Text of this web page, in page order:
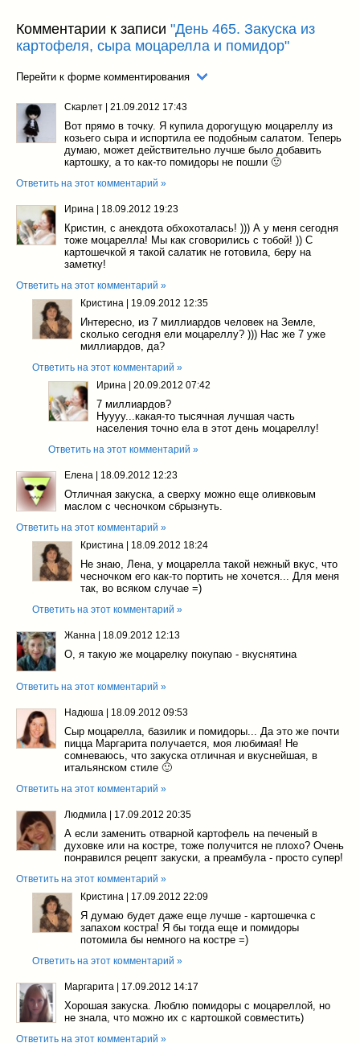
Комментарии к записи "День 465. Закуска из
картофеля, сыра моцарелла и помидор"
Перейти к форме комментирования
Скарлет 21.09.2012 17:43
Вот прямо в точку. Я купила дорогущую моцареллу из
козьего сыра и испортила ее подобным салатом. Теперь
думаю, может действительно лучше было добавить
картошку, а то как-то помидоры не пошли 🙂
Ответить на этот комментарий »
Ирина 18.09.2012 19:23
Кристин, с анекдота обхохоталась! ))) А у меня сегодня
тоже моцарелла! Мы как сговорились с тобой! )) С
картошечкой я такой салатик не готовила, беру на
заметку!
Ответить на этот комментарий »
Кристина
19.09.2012 12:35
Интересно, из 7 миллиардов человек на Земле,
сколько сегодня ели моцареллу? ))) Нас же 7 уже
миллиардов, да?
Ответить на этот комментарий »
Ирина
20.09.2012 07:42
7 миллиардов?
Нуууу...какая-то тысячная лучшая часть
населения точно ела в этот день моцареллу!
Ответить на этот комментарий »
Елена 18.09.2012 12:23
Отличная закуска, а сверху можно еще оливковым
маслом с чесночком сбрызнуть.
Ответить на этот комментарий »
Кристина
18.09.2012 18:24
Не знаю, Лена, у моцарелла такой нежный вкус, что
чесночком его как-то портить не хочется... Для меня
так, во всяком случае =)
Ответить на этот комментарий »
Жанна 18.09.2012 12:13
О, я такую же моцарелку покупаю - вкуснятина
Ответить на этот комментарий »
Надюша 18.09.2012 09:53
Сыр моцарелла, базилик и помидоры... Да это же почти
пицца Маргарита получается, моя любимая! Не
сомневаюсь, что закуска отличная и вкуснейшая, в
итальянском стиле 🙂
Ответить на этот комментарий »
Людмила 17.09.2012 20:35
А если заменить отварной картофель на печеный в
духовке или на костре, тоже получится не плохо? Очень
понравился рецепт закуски, а преамбула - просто супер!
Ответить на этот комментарий »
Кристина
17.09.2012 22:09
Я думаю будет даже еще лучше - картошечка с
запахом костра! Я бы тогда еще и помидоры
потомила бы немного на костре =)
Ответить на этот комментарий »
Маргарита 17.09.2012 14:17
Хорошая закуска. Люблю помидоры с моцареллой, но
не знала, что можно их с картошкой совместить)
Ответить на этот комментарий »